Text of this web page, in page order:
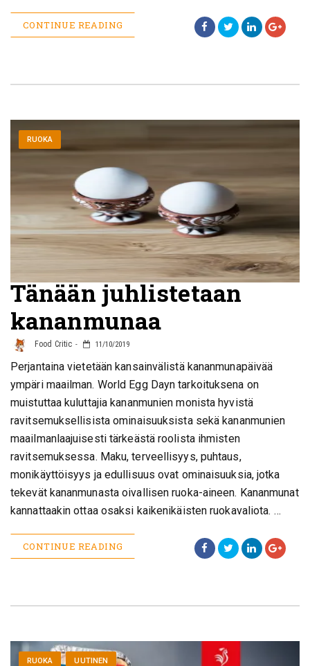
CONTINUE READING
RUOKA
Tänään juhlistetaan
kananmunaa
Food Critic 11/10/2019
Perjantaina vietetään kansainvälistä kananmunapäivää
ympäri maailman. World Egg Dayn tarkoituksena on
muistuttaa kuluttajia kananmunien monista hyvistä
ravitsemuksellisista ominaisuuksista sekä kananmunien
maailmanlaajuisesti tärkeästä roolista ihmisten
ravitsemuksessa. Maku, terveellisyys, puhtaus,
monikäyttöisyys ja edullisuus ovat ominaisuuksia, jotka
tekevät kananmunasta oivallisen ruoka-aineen. Kananmunat
kannattaakin ottaa osaksi kaikenikäisten ruokavaliota. …
CONTINUE READING
RUOKA UUTINEN